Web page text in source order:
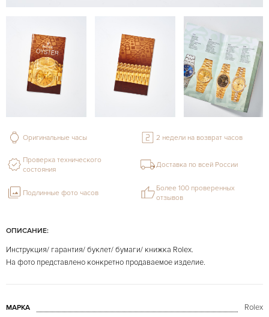
ОПИСАНИЕ:
Инструкция/ гарантия/ буклет/ бумаги/ книжка Rolex.
На фото представлено конкретно продаваемое изделие.
МАРКА Rolex
Оригинальные часы 2 недели на возврат часов
Проверка технического
состояния
Доставка по всей России
Подлинные фото часов
Более 100 проверенных
отзывов